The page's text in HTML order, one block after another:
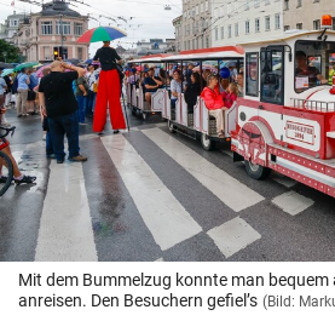
Mit dem Bummelzug konnte man
anreisen. Den Besuchern gefiel’s (Bild: